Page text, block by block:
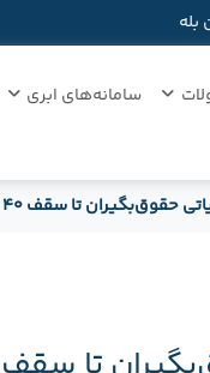
بله
سامانه‌های ابری
تا سقف ۴۰ میلیون تومان در سال ۱۴۰۵